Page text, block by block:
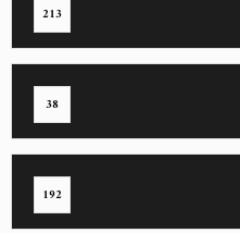
213
38
192